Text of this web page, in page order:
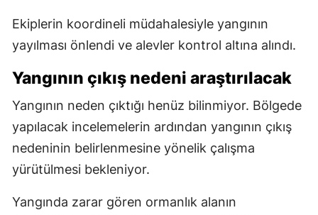
Ekiplerin koordineli müdahalesiyle yangının
yayılması önlendi ve alevler kontrol altına alındı.
Yangının çıkış nedeni araştırılacak
Yangının neden çıktığı henüz bilinmiyor. Bölgede
yapılacak incelemelerin ardından yangının çıkış
nedeninin belirlenmesine yönelik çalışma
yürütülmesi bekleniyor.
Yangında zarar gören ormanlık alanın